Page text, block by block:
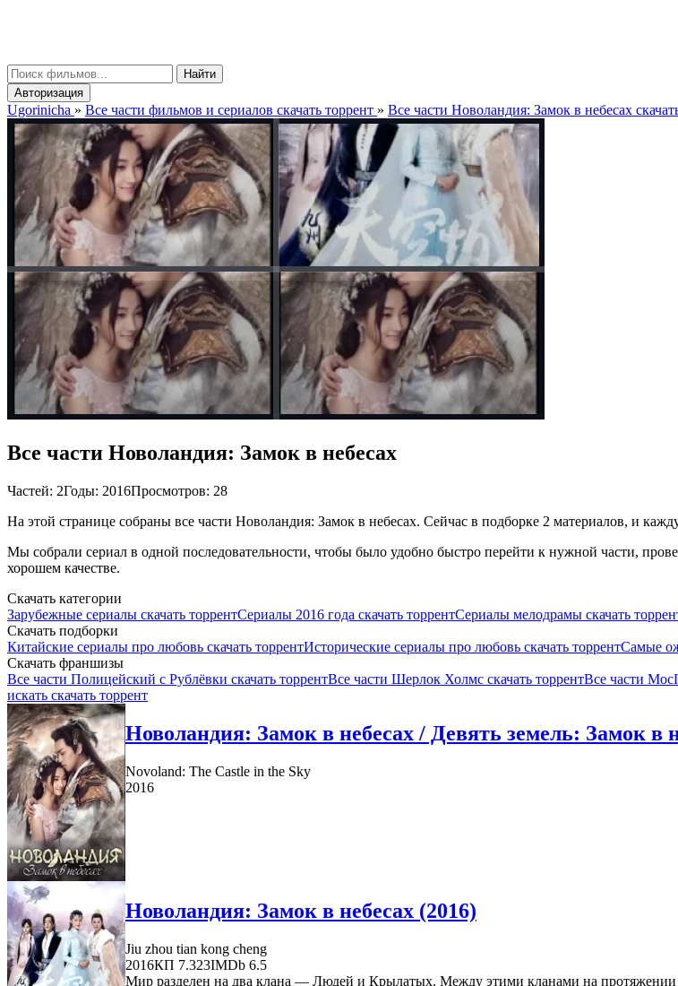
Найти
Авторизация
Ugorinicha » Все части фильмов и сериалов скачать торрент » Все части Новоландия: Замок в небесах
Все части Новоландия: Замок в небесах
Частей: 2Годы: 2016Просмотров: 28
На этой странице собраны все части Новоландия: Замок в небесах. Сейчас в подборке 2 материалов, и
Мы собрали сериал в одной последовательности, чтобы было удобно быстро перейти к нужной части,
хорошем качестве.
Скачать категории
Зарубежные сериалы скачать торрентСериалы 2016 года скачать торрентСериалы мелодрамы скачать
Скачать подборки
Китайские сериалы про любовь скачать торрентИсторические сериалы про любовь скачать торрентСамые
Скачать франшизы
Все части Полицейский с Рублёвки скачать торрентВсе части Шерлок Холмс скачать торрентВсе части
искать скачать торрент
Новоландия: Замок в небесах / Девять земель: Замок в
Novoland: The Castle in the Sky
2016
Новоландия: Замок в небесах (2016)
Jiu zhou tian kong cheng
2016КП 7.323IMDb 6.5
Мир разделен на два клана — Людей и Крылатых. Между этими кланами на